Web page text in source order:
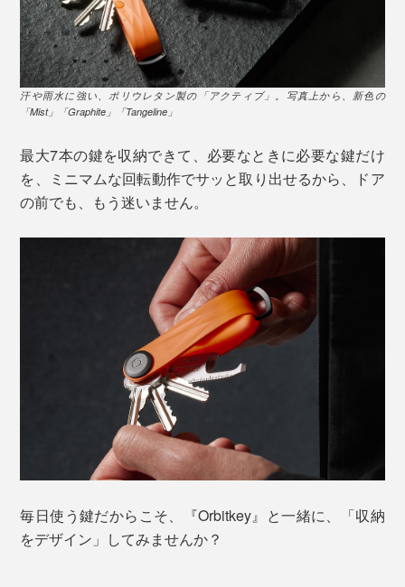
汗や雨水に強い、ポリウレタン製の「アクティブ」。写真上から、新色の
「Mist」「Graphite」「Tangeline」
最大7本の鍵を収納できて、必要なときに必要な鍵だけ
を、ミニマムな回転動作でサッと取り出せるから、ドア
の前でも、もう迷いません。
毎日使う鍵だからこそ、『Orbitkey』と一緒に、「収納
をデザイン」してみませんか？